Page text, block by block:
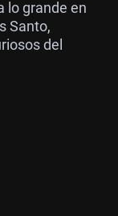
lo grande en
Santo,
del